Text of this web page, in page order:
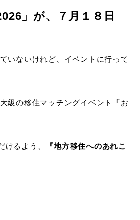
」が、７月１８日
いないけれど、イベントに行って
級の移住マッチングイベント「お
るよう、
『地方移住へのあれこ